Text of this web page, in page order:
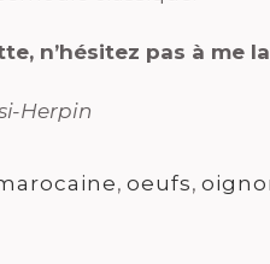
n’hésitez pas à me
Herpin
, oeufs,